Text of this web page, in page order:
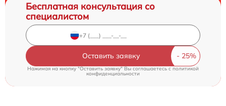
Бесплатная консультация со
специалистом
Оставить заявку
Нажимая на кнопку "Оставить заявку" Вы соглашаетесь cполитикой
конфиденциальности